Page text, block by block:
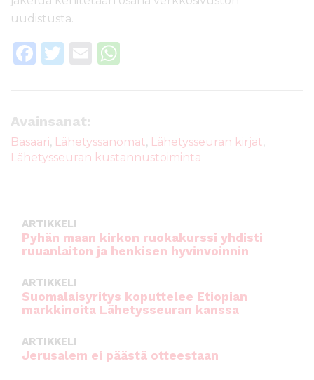
uudistusta.
F
e
b
o
T
te
r
E
A
p
Avainsanat:
Basaari, Lähetyssanomat, Lähetysseuran kirjat,
Lähetysseuran kustannustoiminta
ARTIKKELI
Pyhän maan kirkon ruokakurssi yhdisti
ruuanlaiton ja henkisen hyvinvoinnin
ARTIKKELI
Suomalaisyritys koputtelee Etiopian
markkinoita Lähetysseuran kanssa
ARTIKKELI
Jerusalem ei päästä otteestaan